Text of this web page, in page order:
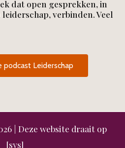
dat open gesprekken, in
verbinden. Veel
podcast Leiderschap
| Deze website draait op
[sys]